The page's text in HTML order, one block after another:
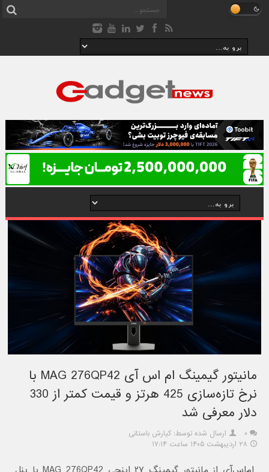
مانیتور گیمینگ ام اس آی MAG 276QP42 با
نرخ تازه‌سازی 425 هرتز و قیمت کمتر از 330
دلار معرفی شد
۰
ارسال شده توسط: کیارش باستانی
۲۸ اردیبهشت ۱۴۰۵ ساعت ۱۷:۱۴